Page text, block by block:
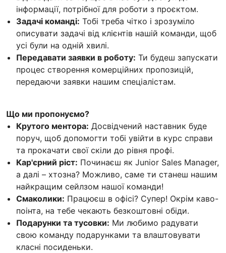
інформації, потрібної для роботи з проєктом.
Задачі команді: Тобі треба чітко і зрозуміло
описувати задачі від клієнтів нашій команди, щоб
усі були на одній хвилі.
Передавати заявки в роботу: Ти будеш запускати
процес створення комерційних пропозицій,
передаючи заявки нашим спеціалістам.
Що ми пропонуємо?
Крутого ментора: Досвідчений наставник буде
поруч, щоб допомогти тобі увійти в курс справи
та прокачати свої скіли до рівня профі.
Кар'єрний ріст: Починаєш як Junior Sales Manager,
а далі – хтозна? Можливо, саме ти станеш нашим
найкращим сейлзом нашої команди!
Смаколики: Працюєш в офісі? Супер! Окрім каво-
поінта, на тебе чекають безкоштовні обіди.
Подарунки та тусовки: Ми любимо радувати
свою команду подарунками та влаштовувати
класні посиденьки.